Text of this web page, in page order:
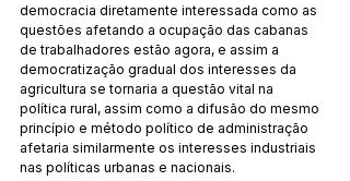
democracia diretamente interessada como as
questões afetando a ocupação das cabanas
de trabalhadores estão agora, e assim a
democratização gradual dos interesses da
agricultura se tornaria a questão vital na
política rural, assim como a difusão do mesmo
princípio e método político de administração
afetaria similarmente os interesses industriais
nas políticas urbanas e nacionais.